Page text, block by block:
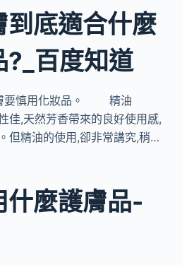
到底適合什麼
百度知道
要慎用化妝品。 精油
佳,天然芳香帶來的良好使用感,
但精油的使用,卻非常講究,稍…
什麼護膚品-